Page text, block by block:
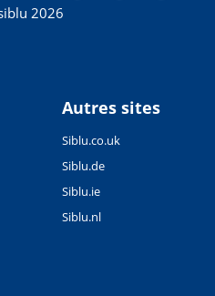
2026
Autres sites
Siblu.co.uk
Siblu.de
Siblu.ie
Siblu.nl